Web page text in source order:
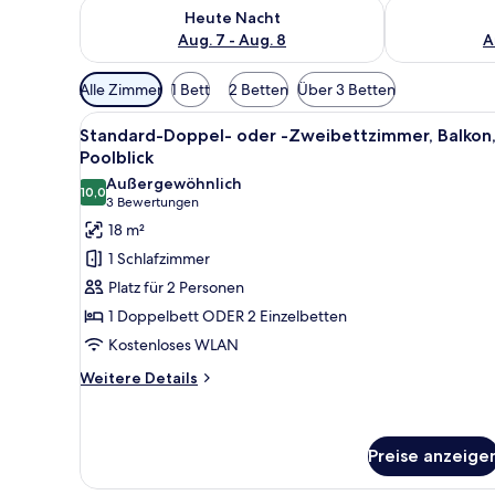
Heute Nacht
Aug. 7 - Aug. 8
Verfügbare
Filter
für
Zimmer
Alle Zimmer 1 Bett 2 Betten Über 3 Betten
Alle
Fotos
für
Standard-
Doppel-
oder
-
Zweibettzimmer,
Balkon,
Poolblick
anzeigen
Ein Hotelzimmer mit einem
7
Standard-Doppel- oder -Zweibettzimmer, Balkon,
Poolblick
10,010,0 von 10
Außergewöhnlich
3 Bewertungen
(3
Bewertungen)
18 m²
1 Schlafzimmer
Platz für 2 Personen
1 Doppelbett ODER 2 Einzelbetten
Kostenloses WLAN
Weitere Details
Weitere
oder
Preise